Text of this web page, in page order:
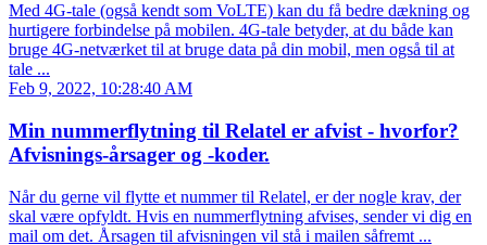
Med 4G-tale (også kendt som VoLTE) kan du få bedre dækning og
hurtigere forbindelse på mobilen. 4G-tale betyder, at du både kan
bruge 4G-netværket til at bruge data på din mobil, men også til at
tale ...
Feb 9, 2022, 10:28:40 AM
Min nummerflytning til Relatel er afvist - hvorfor?
Afvisnings-årsager og -koder.
Når du gerne vil flytte et nummer til Relatel, er der nogle krav, der
skal være opfyldt. Hvis en nummerflytning afvises, sender vi dig en
mail om det. Årsagen til afvisningen vil stå i mailen såfremt ...